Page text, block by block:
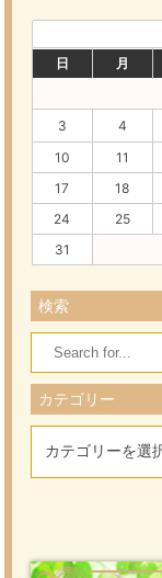
日
月
3
4
10
11
17
18
24
25
31
検索
Search
for:
カテゴリー